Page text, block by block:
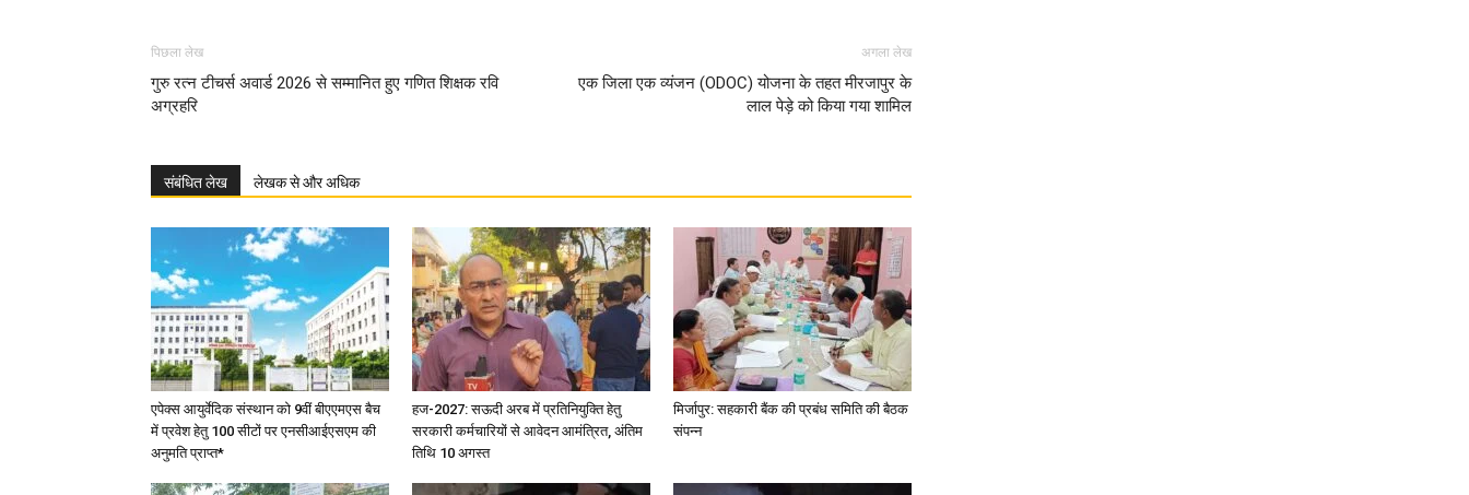
पिछला लेख
गुरु रत्न टीचर्स अवार्ड 2026 से सम्मानित हुए गणित शिक्षक रवि
अग्रहरि
अगला लेख
एक जिला एक व्यंजन (ODOC) योजना के तहत मीरजापुर के
लाल पेड़े को किया गया शामिल
संबंधित लेख लेखक से और अधिक
एपेक्स आयुर्वेदिक संस्थान को 9वीं बीएएमएस बैच
में प्रवेश हेतु 100 सीटों पर एनसीआईएसएम की
अनुमति प्राप्त*
हज-2027: सऊदी अरब में प्रतिनियुक्ति हेतु
सरकारी कर्मचारियों से आवेदन आमंत्रित, अंतिम
तिथि 10 अगस्त
मिर्जापुर: सहकारी बैंक की प्रबंध समिति की बैठक
संपन्न